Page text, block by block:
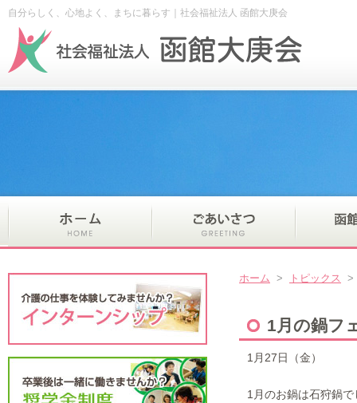
自分らしく、心地よく、まちに暮らす｜社会福祉法人 函館大庚会
ホーム > トピックス
1月の鍋フ
1月27日（金）
1月のお鍋は石狩鍋